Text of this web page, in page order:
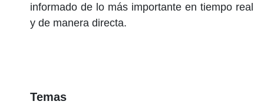
informado de lo más importante en tiempo real
y de manera directa.
Temas